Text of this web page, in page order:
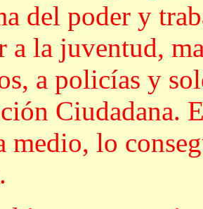
del poder y
a la juventud,
a policías y
Ciudadana.
medio, lo